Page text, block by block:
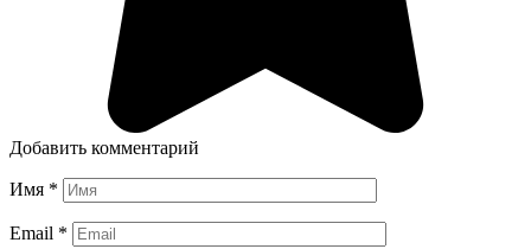
Добавить комментарий
Имя *
Email *